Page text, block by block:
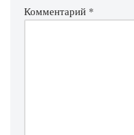
Комментарий *